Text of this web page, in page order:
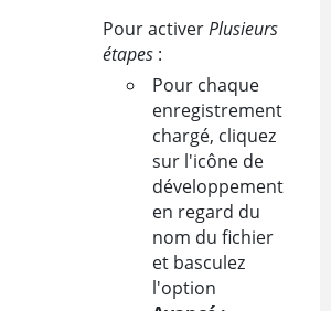
Pour activerPlusieurs
étapes:
Pour chaque
enregistrement
chargé, cliquez
sur l'icône de
développement
en regard du
nom du fichier
et basculez
l'option